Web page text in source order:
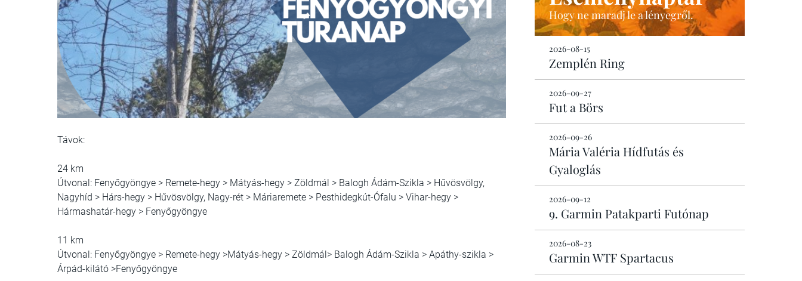
Távok:
24 km
Útvonal: Fenyőgyöngye > Remete-hegy > Mátyás-hegy > Zöldmál > Balogh Ádám-Szikla > Hűvösvölgy,
Nagyhíd > Hárs-hegy > Hűvösvölgy, Nagy-rét > Máriaremete > Pesthidegkút-Ófalu > Vihar-hegy >
Hármashatár-hegy > Fenyőgyöngye
11 km
Útvonal: Fenyőgyöngye > Remete-hegy >Mátyás-hegy > Zöldmál> Balogh Ádám-Szikla > Apáthy-szikla >
Árpád-kilátó >Fenyőgyöngye
Hogy ne maradj le a lényegről.
2026-08-15
Zemplén Ring
2026-09-27
Fut a Börs
2026-09-26
Mária Valéria Hídfutás és
Gyaloglás
2026-09-12
9. Garmin Patakparti Futónap
2026-08-23
Garmin WTF Spartacus